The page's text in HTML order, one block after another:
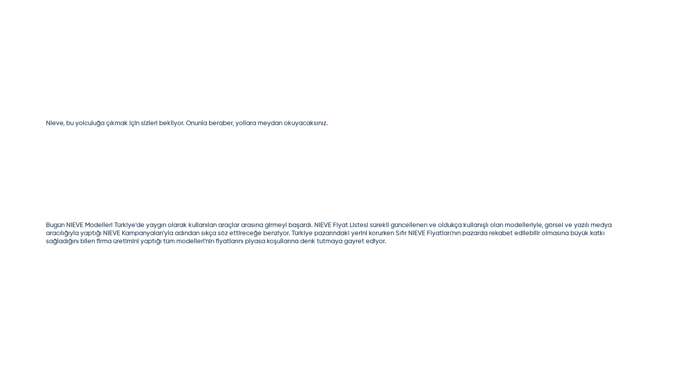
Nieve, bu yolculuğa çıkmak için sizleri bekliyor. Onunla beraber, yollara meydan okuyacaksınız.
Bugün NIEVE Modelleri Türkiye'de yaygın olarak kullanılan araçlar arasına girmeyi başardı. NIEVE Fiyat Listesi sürekli güncellenen ve oldukça kullanışlı olan modelleriyle, görsel ve yazılı medya
aracılığıyla yaptığı NIEVE Kampanyaları'yla adından sıkça söz ettireceğe benziyor. Türkiye pazarındaki yerini korurkenSıfır NIEVE Fiyatları'nın pazarda rekabet edilebilir olmasına büyük katkı
sağladığını bilen firma üretimini yaptığı tüm modelleri'nin fiyatlarını piyasa koşullarına denk tutmaya gayret ediyor.